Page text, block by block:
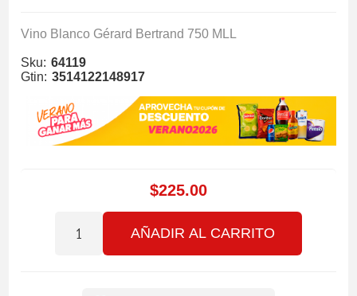
Vino Blanco Gérard Bertrand 750 MLL
Sku: 64119
Gtin: 3514122148917
$225.00
AÑADIR AL CARRITO